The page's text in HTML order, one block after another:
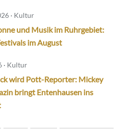
· Kultur
und Musik im Ruhrgebiet:
im August
· Kultur
wird Pott-Reporter: Mickey
bringt Entenhausen ins